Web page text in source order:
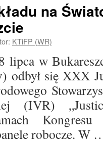
na
KTiFP (WR)
lipca w
odbył się XXX
(IVR)
Kongresu
robocze. W